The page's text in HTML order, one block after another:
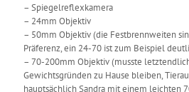
– Spiegelreflexkamera
– 24mm Objektiv
– 50mm Objektiv (die Festbrennweiten
Präferenz, ein 24-70 ist zum Beispiel
– 70-200mm Objektiv (musste
Gewichtsgründen zu Hause bleiben,
hauptsächlich Sandra mit einem leichten